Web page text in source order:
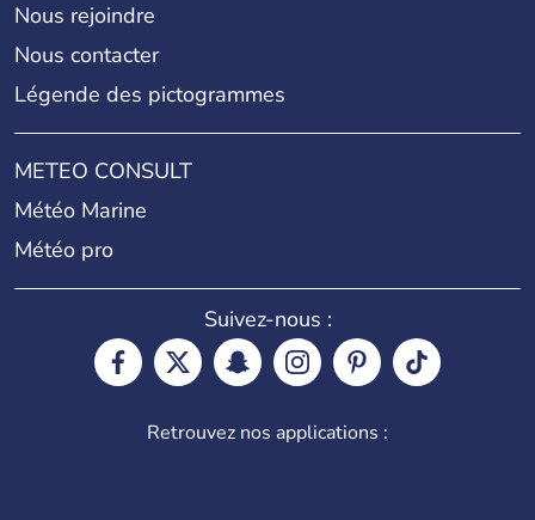
Nous rejoindre
Nous contacter
Légende des pictogrammes
METEO CONSULT
Météo Marine
Météo pro
Suivez-nous :
Retrouvez nos applications :